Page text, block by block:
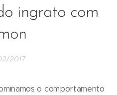
ingrato com
2017
o comportamento